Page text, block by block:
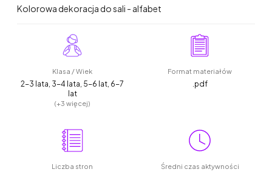
Kolorowa dekoracja do sali - alfabet
Klasa / Wiek
2-3 lata, 3-4 lata, 5-6 lat, 6-7
lat
(+3 więcej)
Format materiałów
.pdf
Liczba stron Średni czas aktywności